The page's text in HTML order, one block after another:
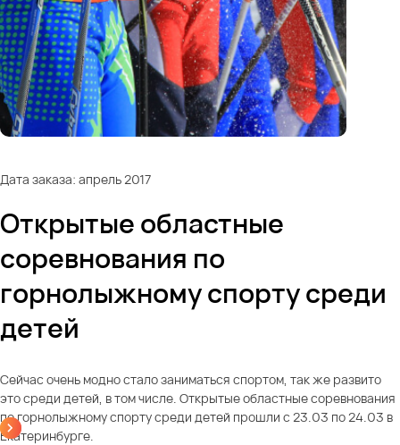
Дата заказа: апрель 2017
Открытые областные
соревнования по
горнолыжному спорту среди
детей
Сейчас очень модно стало заниматься спортом, так же развито
это среди детей, в том числе. Открытые областные соревнования
по горнолыжному спорту среди детей прошли с 23.03 по 24.03 в
Екатеринбурге.